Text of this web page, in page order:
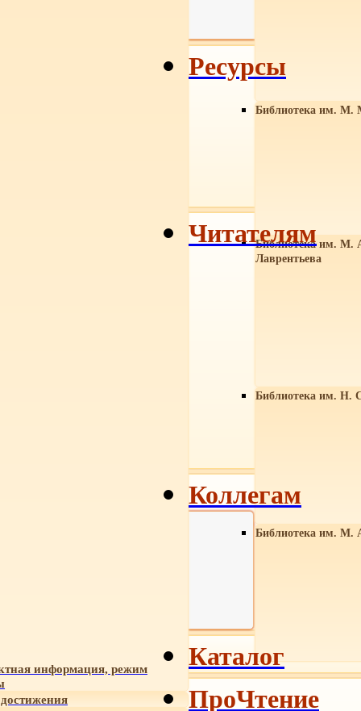
Библиотека им. М.
Библиотека им. М.
Лаврентьева
Библиотека им. Н.
Библиотека им. М.
информация, режим
Ресурсы
Читателям
Коллегам
Каталог
ПроЧтение